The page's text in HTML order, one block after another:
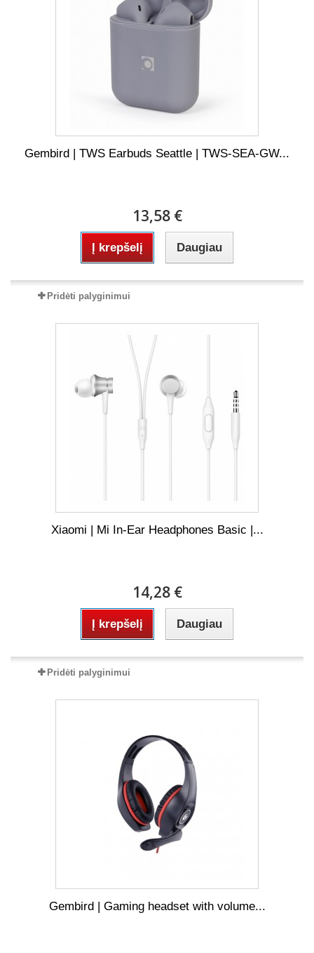
Gembird | TWS Earbuds Seattle | TWS-SEA-GW...
13,58 €
Į krepšelį Daugiau
Pridėti palyginimui
Xiaomi | Mi In-Ear Headphones Basic |...
14,28 €
Į krepšelį Daugiau
Pridėti palyginimui
Gembird | Gaming headset with volume...